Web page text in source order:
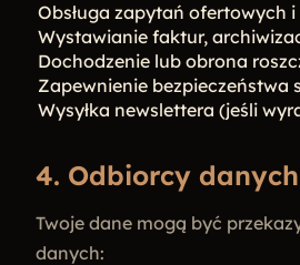
Obsługa zapytań ofertowych
Wystawianie faktur,
Dochodzenie lub obrona
Zapewnienie
Wysyłka newslettera (jeśli
4. Odbiorcy danych
Twoje dane mogą być
danych: